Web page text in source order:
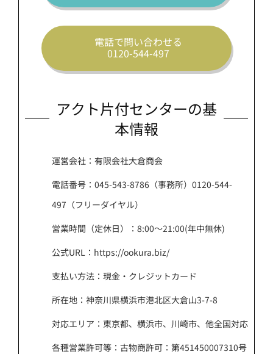
電話で問い合わせる
0120-544-497
アクト片付センターの基
本情報
運営会社：有限会社大倉商会
電話番号：045-543-8786（事務所）0120-544-
497（フリーダイヤル）
営業時間（定休日）：8:00～21:00(年中無休)
公式URL：https://ookura.biz/
支払い方法：現金・クレジットカード
所在地：神奈川県横浜市港北区大倉山3-7-8
対応エリア：東京都、横浜市、川崎市、他全国対応
各種営業許可等：古物商許可：第451450007310号